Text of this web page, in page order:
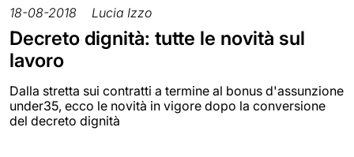
18-08-2018 Lucia Izzo
Decreto dignità: tutte le novità sul
lavoro
Dalla stretta sui contratti a termine al bonus d'assunzione
under35, ecco le novità in vigore dopo la conversione
del decreto dignità